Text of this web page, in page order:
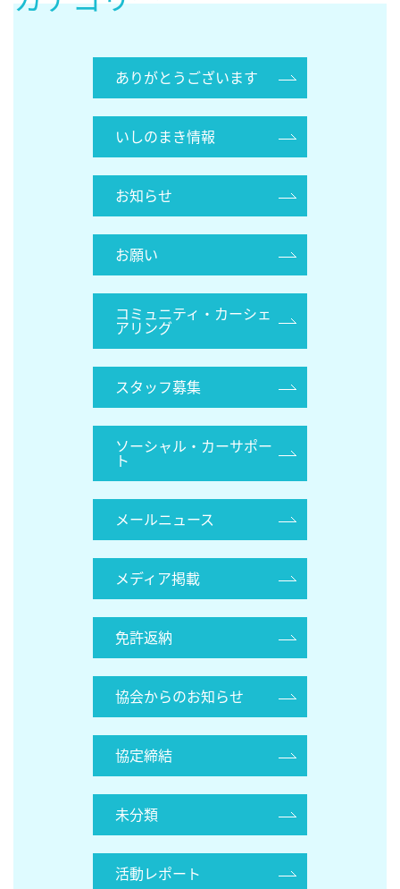
ありがとうございます
いしのまき情報
お知らせ
お願い
コミュニティ・カーシェ
アリング
スタッフ募集
ソーシャル・カーサポー
ト
メールニュース
メディア掲載
免許返納
協会からのお知らせ
協定締結
未分類
活動レポート